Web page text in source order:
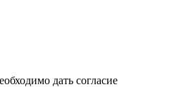
дать согласие